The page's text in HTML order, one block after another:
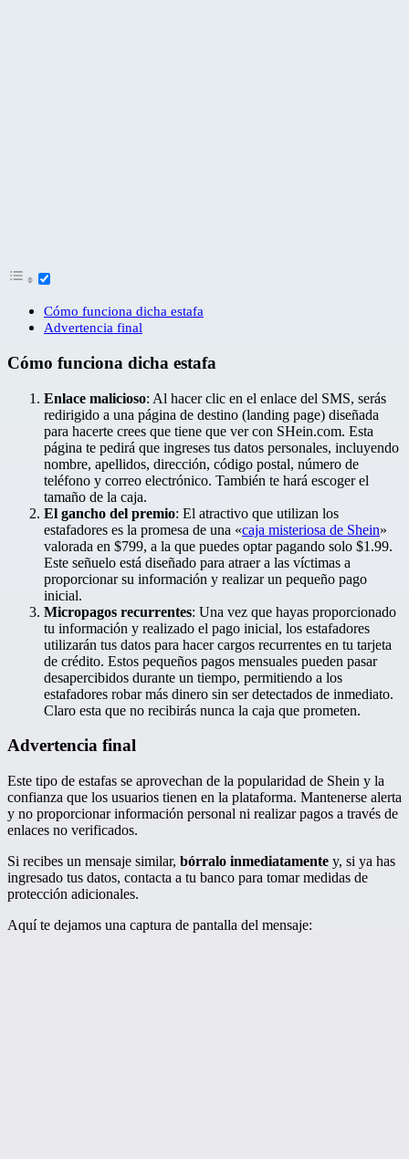
Cómo funciona dicha estafa
Advertencia final
Cómo funciona dicha estafa
Enlace malicioso: Al hacer clic en el enlace del SMS, serás
redirigido a una página de destino (landing page) diseñada
para hacerte crees que tiene que ver con SHein.com. Esta
página te pedirá que ingreses tus datos personales, incluyendo
nombre, apellidos, dirección, código postal, número de
teléfono y correo electrónico. También te hará escoger el
tamaño de la caja.
El gancho del premio: El atractivo que utilizan los
estafadores es la promesa de una «caja misteriosa de Shein»
valorada en $799, a la que puedes optar pagando solo $1.99.
Este señuelo está diseñado para atraer a las víctimas a
proporcionar su información y realizar un pequeño pago
inicial.
Micropagos recurrentes: Una vez que hayas proporcionado
tu información y realizado el pago inicial, los estafadores
utilizarán tus datos para hacer cargos recurrentes en tu tarjeta
de crédito. Estos pequeños pagos mensuales pueden pasar
desapercibidos durante un tiempo, permitiendo a los
estafadores robar más dinero sin ser detectados de inmediato.
Claro esta que no recibirás nunca la caja que prometen.
Advertencia final
Este tipo de estafas se aprovechan de la popularidad de Shein y la
confianza que los usuarios tienen en la plataforma. Mantenerse alerta
y no proporcionar información personal ni realizar pagos a través de
enlaces no verificados.
Si recibes un mensaje similar, bórralo inmediatamente y, si ya has
ingresado tus datos, contacta a tu banco para tomar medidas de
protección adicionales.
Aquí te dejamos una captura de pantalla del mensaje: